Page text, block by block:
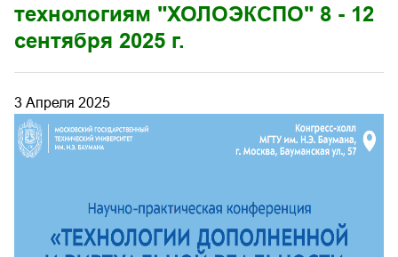
технологиям "ХОЛОЭКСПО" 8 - 12
сентября 2025 г.
3 Апреля 2025